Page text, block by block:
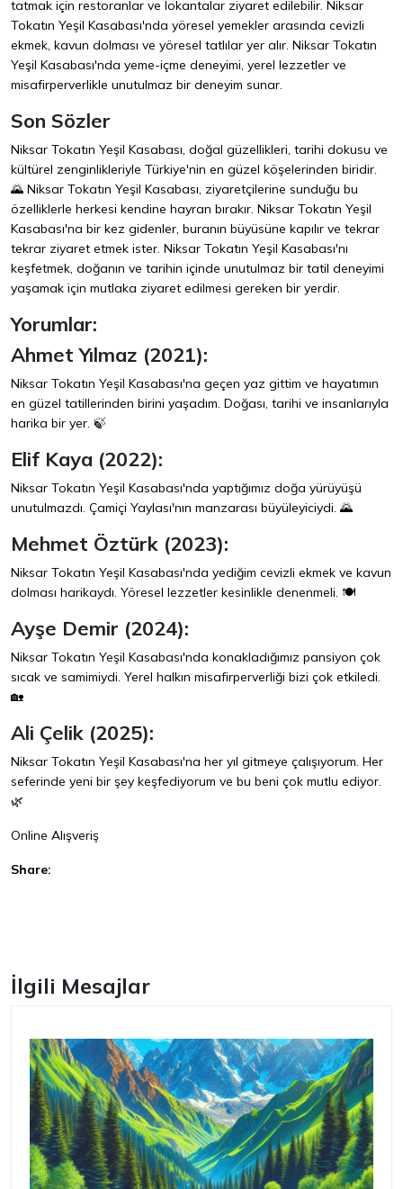
tatmak için restoranlar ve lokantalar ziyaret edilebilir. Niksar
Tokatın Yeşil Kasabası'nda yöresel yemekler arasında cevizli
ekmek, kavun dolması ve yöresel tatlılar yer alır. Niksar Tokatın
Yeşil Kasabası'nda yeme-içme deneyimi, yerel lezzetler ve
misafirperverlikle unutulmaz bir deneyim sunar.
Son Sözler
Niksar Tokatın Yeşil Kasabası, doğal güzellikleri, tarihi dokusu ve
kültürel zenginlikleriyle Türkiye'nin en güzel köşelerinden biridir.
🌄 Niksar Tokatın Yeşil Kasabası, ziyaretçilerine sunduğu bu
özelliklerle herkesi kendine hayran bırakır. Niksar Tokatın Yeşil
Kasabası'na bir kez gidenler, buranın büyüsüne kapılır ve tekrar
tekrar ziyaret etmek ister. Niksar Tokatın Yeşil Kasabası'nı
keşfetmek, doğanın ve tarihin içinde unutulmaz bir tatil deneyimi
yaşamak için mutlaka ziyaret edilmesi gereken bir yerdir.
Yorumlar:
Ahmet Yılmaz (2021):
Niksar Tokatın Yeşil Kasabası'na geçen yaz gittim ve hayatımın
en güzel tatillerinden birini yaşadım. Doğası, tarihi ve insanlarıyla
harika bir yer. 🍃
Elif Kaya (2022):
Niksar Tokatın Yeşil Kasabası'nda yaptığımız doğa yürüyüşü
unutulmazdı. Çamiçi Yaylası'nın manzarası büyüleyiciydi. 🌄
Mehmet Öztürk (2023):
Niksar Tokatın Yeşil Kasabası'nda yediğim cevizli ekmek ve kavun
dolması harikaydı. Yöresel lezzetler kesinlikle denenmeli. 🍽️
Ayşe Demir (2024):
Niksar Tokatın Yeşil Kasabası'nda konakladığımız pansiyon çok
sıcak ve samimiydi. Yerel halkın misafirperverliği bizi çok etkiledi.
🏡
Ali Çelik (2025):
Niksar Tokatın Yeşil Kasabası'na her yıl gitmeye çalışıyorum. Her
seferinde yeni bir şey keşfediyorum ve bu beni çok mutlu ediyor.
🌿
Online Alışveriş
Share:
İlgili Mesajlar